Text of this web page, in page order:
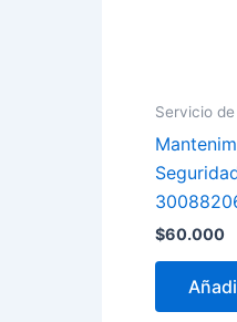
Servicio
$60.000